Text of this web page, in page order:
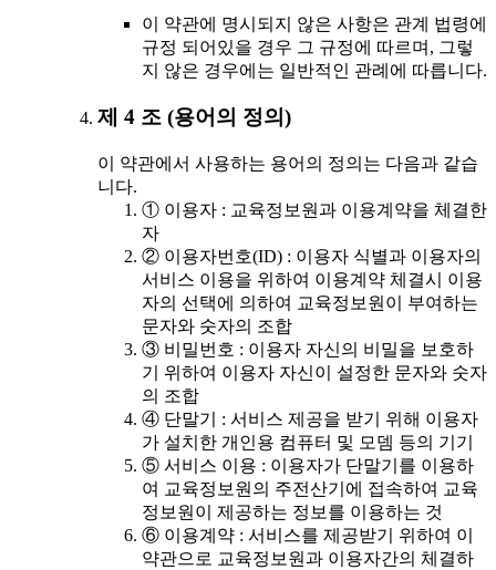
이 약관에 명시되지 않은 사항은 관계 법령에
규정 되어있을 경우 그 규정에 따르며, 그렇
지 않은 경우에는 일반적인 관례에 따릅니다.
제 4 조 (용어의 정의)
이 약관에서 사용하는 용어의 정의는 다음과 같습
니다.
① 이용자 : 교육정보원과 이용계약을 체결한
자
② 이용자번호(ID) : 이용자 식별과 이용자의
서비스 이용을 위하여 이용계약 체결시 이용
자의 선택에 의하여 교육정보원이 부여하는
문자와 숫자의 조합
③ 비밀번호 : 이용자 자신의 비밀을 보호하
기 위하여 이용자 자신이 설정한 문자와 숫자
의 조합
④ 단말기 : 서비스 제공을 받기 위해 이용자
가 설치한 개인용 컴퓨터 및 모뎀 등의 기기
⑤ 서비스 이용 : 이용자가 단말기를 이용하
여 교육정보원의 주전산기에 접속하여 교육
정보원이 제공하는 정보를 이용하는 것
⑥ 이용계약 : 서비스를 제공받기 위하여 이
약관으로 교육정보원과 이용자간의 체결하